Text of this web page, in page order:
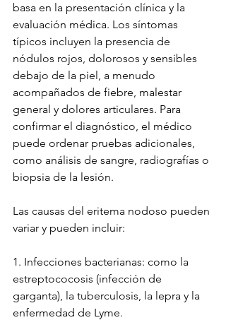
basa en la presentación clínica y la
evaluación médica. Los síntomas
típicos incluyen la presencia de
nódulos rojos, dolorosos y sensibles
debajo de la piel, a menudo
acompañados de fiebre, malestar
general y dolores articulares. Para
confirmar el diagnóstico, el médico
puede ordenar pruebas adicionales,
como análisis de sangre, radiografías o
biopsia de la lesión.
Las causas del eritema nodoso pueden
variar y pueden incluir:
1. Infecciones bacterianas: como la
estreptococosis (infección de
garganta), la tuberculosis, la lepra y la
enfermedad de Lyme.